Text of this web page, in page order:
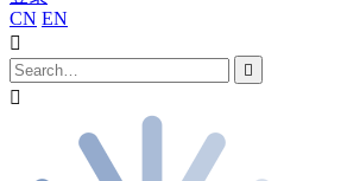
CN EN